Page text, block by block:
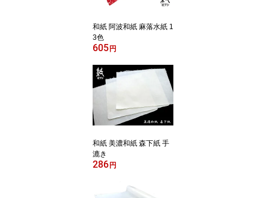
和紙 阿波和紙 麻落水紙 1
3色
605 円
和紙 美濃和紙 森下紙 手
漉き
286 円